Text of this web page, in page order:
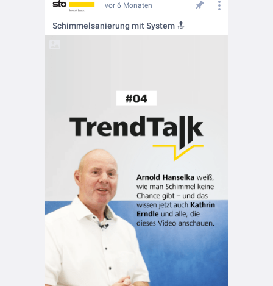
vor 6 Monaten
Schimmelsanierung mit System 🔝